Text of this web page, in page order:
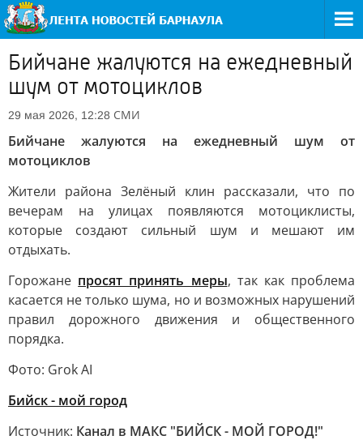
Бийчане жалуются на ежедневный
шум от мотоциклов
29 мая 2026, 12:28 СМИ
Бийчане жалуются на ежедневный шум от
мотоциклов
Жители района Зелёный клин рассказали, что по
вечерам на улицах появляются мотоциклисты,
которые создают сильный шум и мешают им
отдыхать.
Горожане просят принять меры, так как проблема
касается не только шума, но и возможных нарушений
правил дорожного движения и общественного
порядка.
Фото: Grok AI
Бийск - мой город
Источник: Канал в МАКС "БИЙСК - МОЙ ГОРОД!"